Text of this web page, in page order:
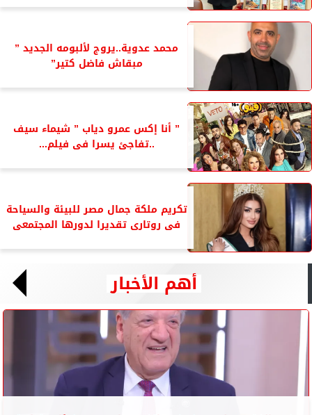
محمد عدوية..يروج لألبومه الجديد ”
مبقاش فاضل كتير”
” أنا إكس عمرو دياب ” شيماء سيف
..تفاجئ يسرا فى فيلم...
تكريم ملكة جمال مصر للبيئة والسياحة
فى روتارى تقديرا لدورها المجتمعى
أهم الأخبار